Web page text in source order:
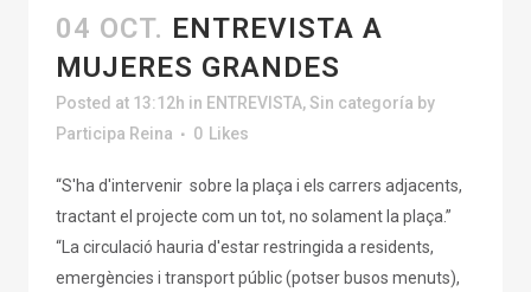
04 OCT. ENTREVISTA A
MUJERES GRANDES
Posted at 13:12h in ENTREVISTA,Sin categoría by
Participa Reina
0 Likes
“S'ha d'intervenir sobre la plaça i els carrers adjacents,
tractant el projecte com un tot, no solament la plaça.”
“La circulació hauria d'estar restringida a residents,
emergències i transport públic (potser busos menuts),